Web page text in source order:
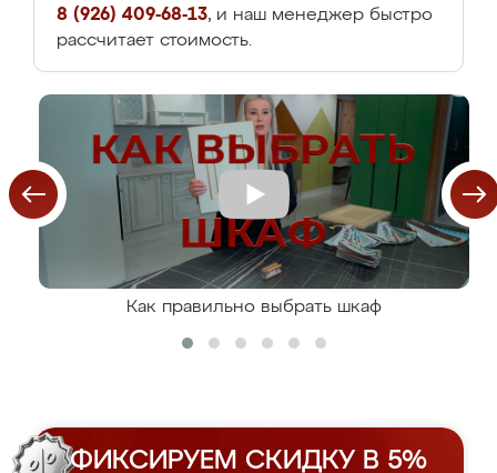
8 (926) 409-68-13, и наш менеджер быстро
рассчитает стоимость.
Как правильно выбрать шкаф
ФИКСИРУЕМ СКИДКУ В 5%